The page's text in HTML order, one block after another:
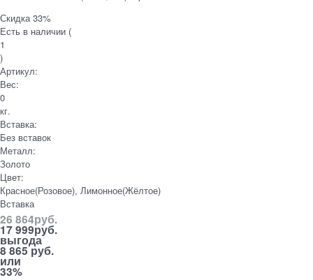
Скидка 33%
Есть в наличии (
1
)
Артикул:
Вес:
0
кг.
Вставка:
Без вставок
Металл:
Золото
Цвет:
Красное(Розовое), Лимонное(Жёлтое)
Вставка
26 864руб.
17 999руб.
выгода
8 865 руб.
или
33%